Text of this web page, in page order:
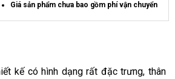
Giá sản phẩm chưa bao gồm phí vận chuyển
kế có hình dạng rất đặc trưng, thân